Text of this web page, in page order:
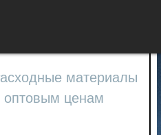
материалы
оптовым ценам